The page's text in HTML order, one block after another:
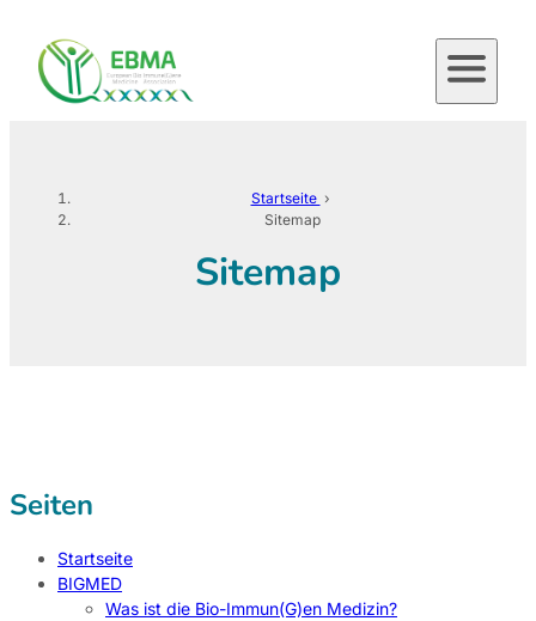
Inhalt
springen
Startseite ›
Sitemap
Sitemap
Seiten
Startseite
BIGMED
Was ist die Bio-Immun(G)en Medizin?